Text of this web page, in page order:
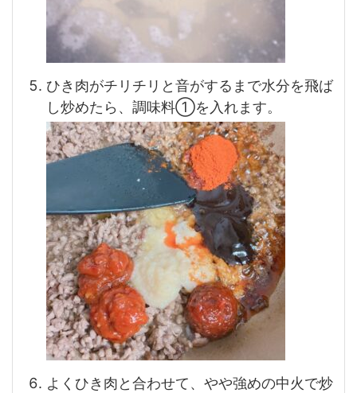
ひき肉がチリチリと音がするまで水分を飛ば
し炒めたら、調味料①を入れます。
よくひき肉と合わせて、やや強めの中火で炒